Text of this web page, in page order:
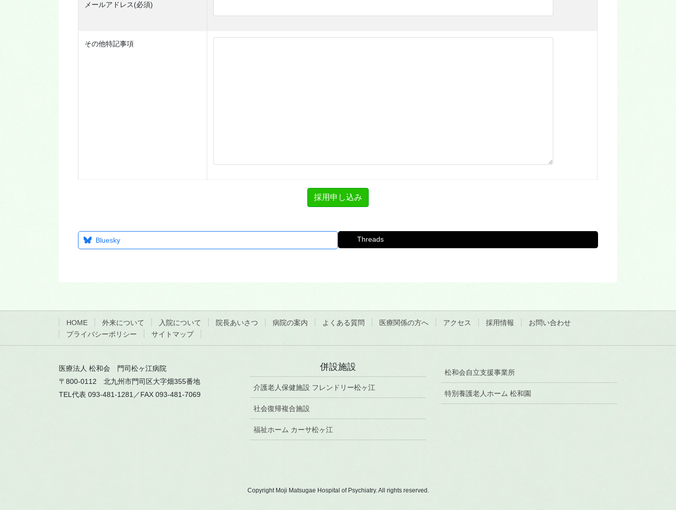
メールアドレス(必須)
その他特記事項
Bluesky Threads
HOME 外来について 入院について 院長あいさつ 病院の案内 よくある質問 医療関係の方へ アクセス 採用情報
お問い合わせ
プライバシーポリシー
サイトマップ
医療法人 松和会 門司松ヶ江病院
〒800-0112 北九州市門司区大字畑355番地
TEL代表 093-481-1281／FAX 093-481-7069
併設施設
介護老人保健施設 フレンドリー松ヶ江
社会復帰複合施設
福祉ホーム カーサ松ヶ江
松和会自立支援事業所
特別養護老人ホーム 松和園
Copyright Moji Matsugae Hospital of Psychiatry. All rights reserved.